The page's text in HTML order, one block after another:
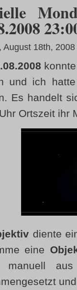
August 18th, 2008
und ich
Es handelt
Ortszeit ihr
diente
eine
manuell aus